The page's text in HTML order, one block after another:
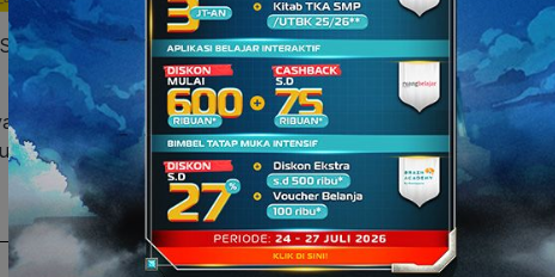
(Sumber:facebook.com/pendidikanbaznas)
apapun
saat survey faktual
Keterangan